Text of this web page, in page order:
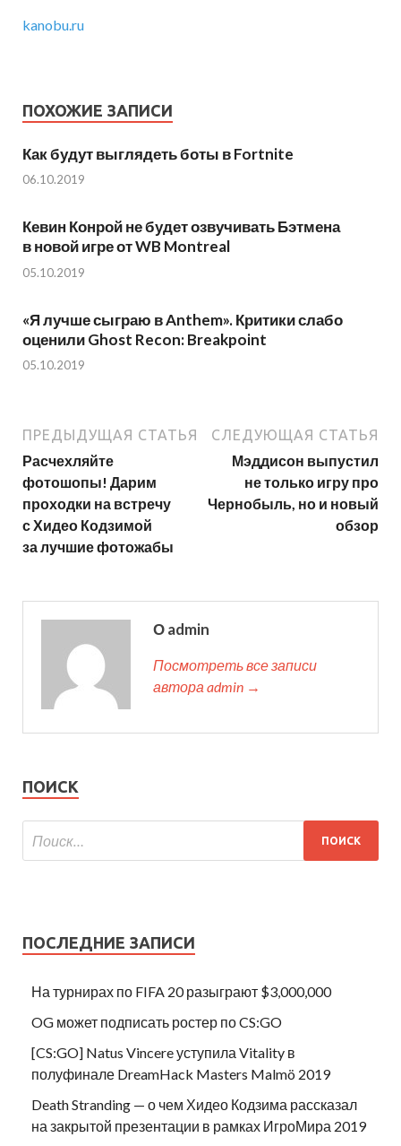
kanobu.ru
ПОХОЖИЕ ЗАПИСИ
Как будут выглядеть боты в Fortnite
06.10.2019
Кевин Конрой не будет озвучивать Бэтмена
в новой игре от WB Montreal
05.10.2019
«Я лучше сыграю в Anthem». Критики слабо
оценили Ghost Recon: Breakpoint
05.10.2019
ПРЕДЫДУЩАЯ СТАТЬЯ
Расчехляйте
фотошопы! Дарим
проходки на встречу
с Хидео Кодзимой
за лучшие фотожабы
СЛЕДУЮЩАЯ СТАТЬЯ
Мэддисон выпустил
не только игру про
Чернобыль, но и новый
обзор
О admin
Посмотреть все записи
автора admin →
ПОИСК
ПОСЛЕДНИЕ ЗАПИСИ
На турнирах по FIFA 20 разыграют $3,000,000
OG может подписать ростер по CS:GO
[CS:GO] Natus Vincere уступила Vitality в
полуфинале DreamHack Masters Malmö 2019
Death Stranding — о чем Хидео Кодзима рассказал
на закрытой презентации в рамках ИгроМира 2019